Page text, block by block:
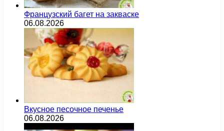
Французский багет на закваске
06.08.2026
Вкусное песочное печенье
06.08.2026